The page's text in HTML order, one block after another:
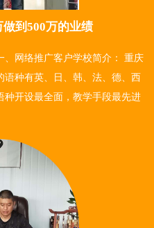
到500万的业绩
、网络推广客户学校简介： 重庆
语种有英、日、韩、法、德、西
种开设最全面，教学手段最先进